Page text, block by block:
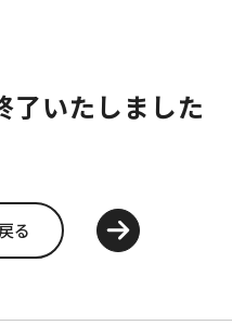
了いたしました
る